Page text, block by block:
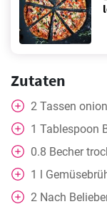
Zutaten
2 Tassen
1 Tablespoon
0.8 Becher
1 l
2 Nach